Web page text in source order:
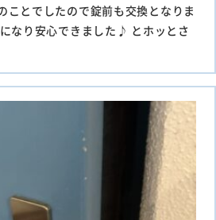
ことでしたので錠前も交換となりま
なり安心できました♪ とホッとさ